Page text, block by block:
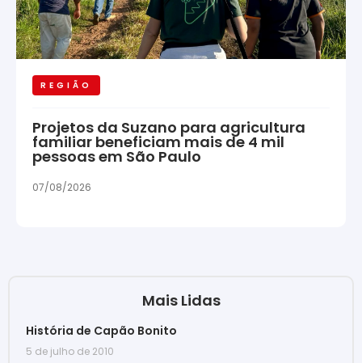
REGIÃO
Projetos da Suzano para agricultura
familiar beneficiam mais de 4 mil
pessoas em São Paulo
07/08/2026
Mais Lidas
História de Capão Bonito
5 de julho de 2010